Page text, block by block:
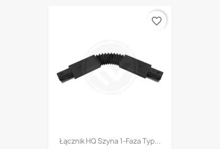
Łącznik HQ Szyna 1-Faza Typ...
favorite_border